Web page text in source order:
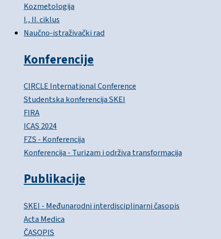
Kozmetologija
I., II. ciklus
Naučno-istraživački rad
Konferencije
CIRCLE International Conference
Studentska konferencija SKEI
FIRA
ICAS 2024
FZS - Konferencija
Konferencija - Turizam i održiva transformacija
Publikacije
SKEI - Međunarodni interdisciplinarni časopis
Acta Medica
ČASOPIS